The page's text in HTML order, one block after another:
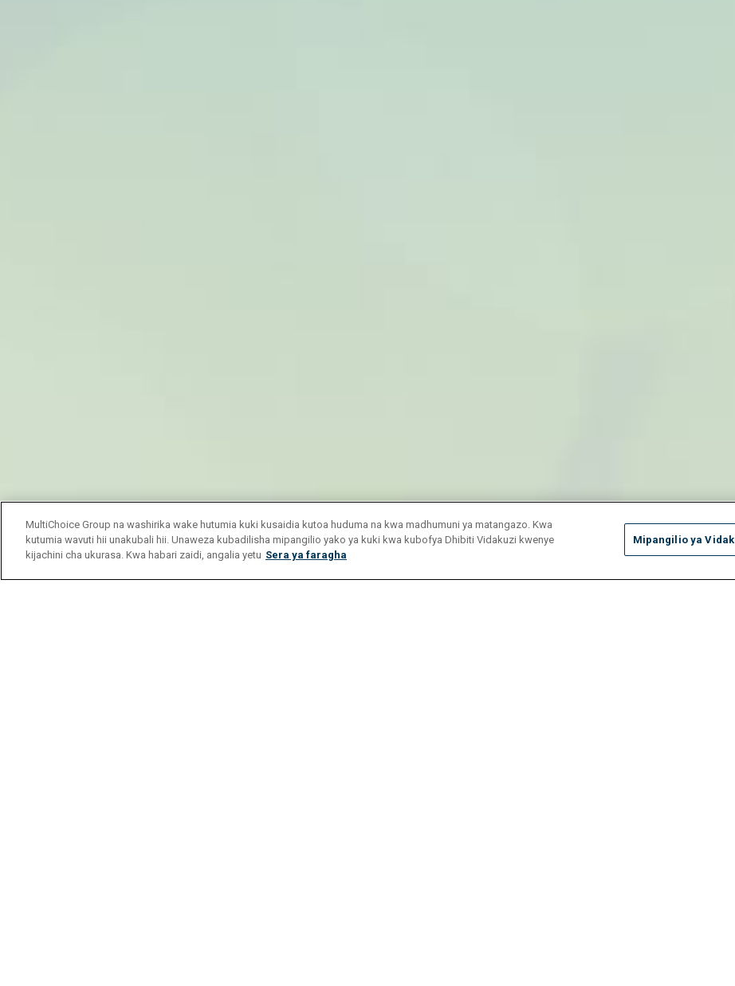
MultiChoice Group na washirika wake hutumia kuki kusaidia kutoa huduma na kwa madhumuni ya matangazo. Kwa
kutumia wavuti hii unakubali hii. Unaweza kubadilisha mipangilio yako ya kuki kwa kubofya Dhibiti Vidakuzi kwenye
kijachini cha ukurasa. Kwa habari zaidi, angalia yetu Sera ya faragha
Mipangilio ya